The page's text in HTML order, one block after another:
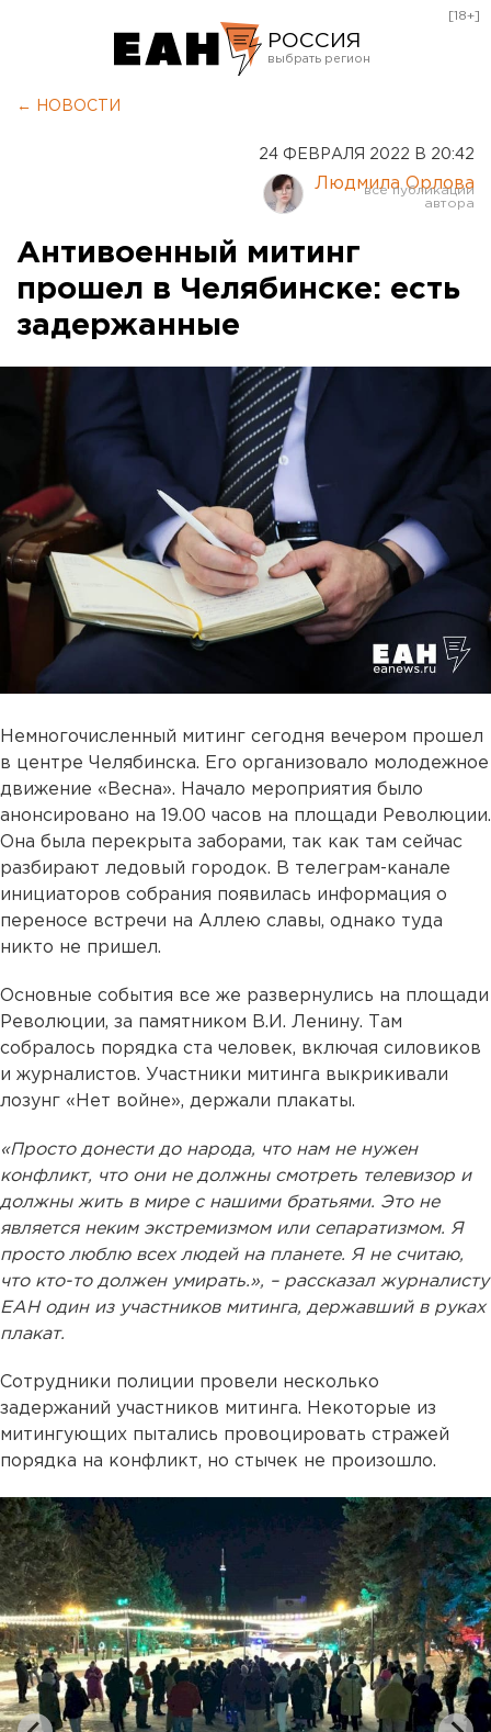
РОССИЯ
Курган
Оренбург
[18+]
← НОВОСТИ
24 ФЕВРАЛЯ 2022 В 20:42
Людмила Орлова
Антивоенный митинг
прошел в Челябинске: есть
задержанные
Немногочисленный митинг сегодня вечером прошел
в центре Челябинска. Его организовало молодежное
движение «Весна». Начало мероприятия было
анонсировано на 19.00 часов на площади Революции.
Она была перекрыта заборами, так как там сейчас
разбирают ледовый городок. В телеграм-канале
инициаторов собрания появилась информация о
переносе встречи на Аллею славы, однако туда
никто не пришел.
Основные события все же развернулись на площади
Революции, за памятником В.И. Ленину. Там
собралось порядка ста человек, включая силовиков
и журналистов. Участники митинга выкрикивали
лозунг «Нет войне», держали плакаты.
«Просто донести до народа, что нам не нужен
конфликт, что они не должны смотреть телевизор и
должны жить в мире с нашими братьями. Это не
является неким экстремизмом или сепаратизмом. Я
просто люблю всех людей на планете. Я не считаю,
что кто-то должен умирать.», – рассказал журналисту
ЕАН один из участников митинга, державший в руках
плакат.
Сотрудники полиции провели несколько
задержаний участников митинга. Некоторые из
митингующих пытались провоцировать стражей
порядка на конфликт, но стычек не произошло.